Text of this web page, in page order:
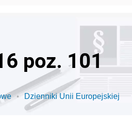
poz. 101
Dzienniki Unii Europejskiej